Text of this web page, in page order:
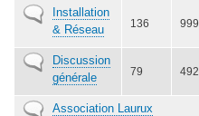
Aucun
nouveau
Installation
& Réseau
136 999
Aucun
nouveau
Discussion
générale
79 492
AucunAssociation Laurux